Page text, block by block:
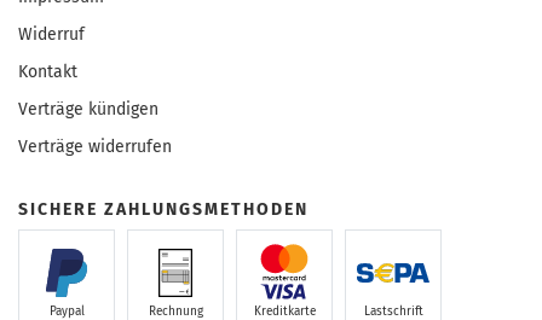
Widerruf
Kontakt
Verträge kündigen
Verträge widerrufen
SICHERE ZAHLUNGSMETHODEN
Paypal Rechnung Kreditkarte Lastschrift